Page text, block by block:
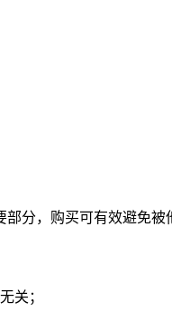
分，购买可有效避免
关；